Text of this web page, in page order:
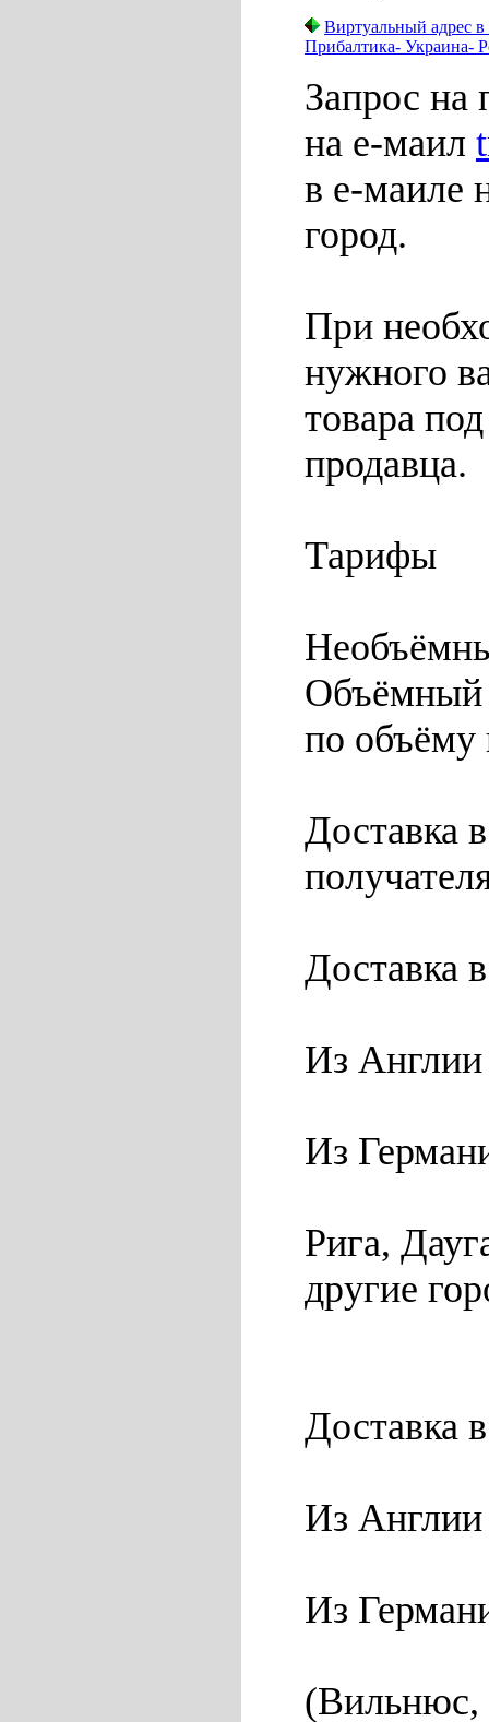
Виртуальный адрес
Прибалтика- Украина-
Запрос на
на е-маил
в е-маиле
город.
При
нужного
товара
продавца.
Тарифы
Объёмный
по объёму
Доставка
Доставка
Из
Из
Рига,
другие
Доставка
Из
Из
(Вильнюс,